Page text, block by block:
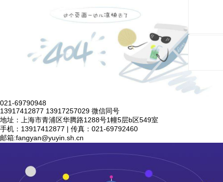
021-69790948
13917412877 13917257029 微信同号
地址：上海市青浦区华腾路1288号1幢5层b区549室
手机：13917412877 | 传真：021-69792460
邮箱:fangyan@yuyin.sh.cn